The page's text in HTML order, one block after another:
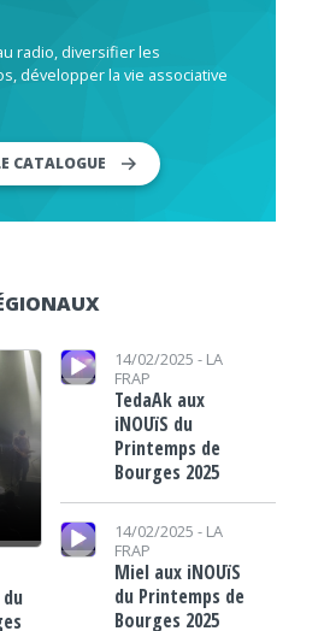
radio, diversifier les
développer la vie associative
CATALOGUE
du
Lecteur audio 14/02/2025 - LA
FRAP
TedaAk aux
iNOUïS du
Printemps de
Bourges 2025
Lecteur audio
14/02/2025 - LA
FRAP
Miel aux iNOUïS
du Printemps de
Bourges 2025